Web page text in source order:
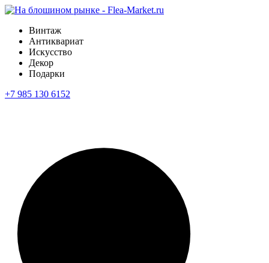
Винтаж
Антиквариат
Искусство
Декор
Подарки
+7 985 130 6152